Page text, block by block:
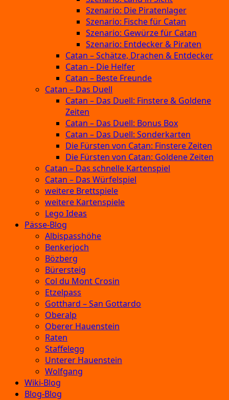
Szenario: Die Piratenlager
Szenario: Fische für Catan
Szenario: Gewürze für Catan
Szenario: Entdecker & Piraten
Catan – Schätze, Drachen & Entdecker
Catan – Die Helfer
Catan – Beste Freunde
Catan – Das Duell
Catan – Das Duell: Finstere & Goldene
Zeiten
Catan – Das Duell: Bonus Box
Catan – Das Duell: Sonderkarten
Die Fürsten von Catan: Finstere Zeiten
Die Fürsten von Catan: Goldene Zeiten
Catan – Das schnelle Kartenspiel
Catan – Das Würfelspiel
weitere Brettspiele
weitere Kartenspiele
Lego Ideas
Pässe-Blog
Albispasshöhe
Benkerjoch
Bözberg
Bürersteig
Col du Mont Crosin
Etzelpass
Gotthard – San Gottardo
Oberalp
Oberer Hauenstein
Raten
Staffelegg
Unterer Hauenstein
Wolfgang
Wiki-Blog
Blog-Blog